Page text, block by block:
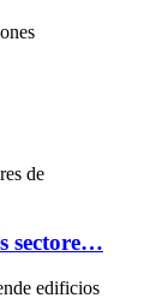
sectore…